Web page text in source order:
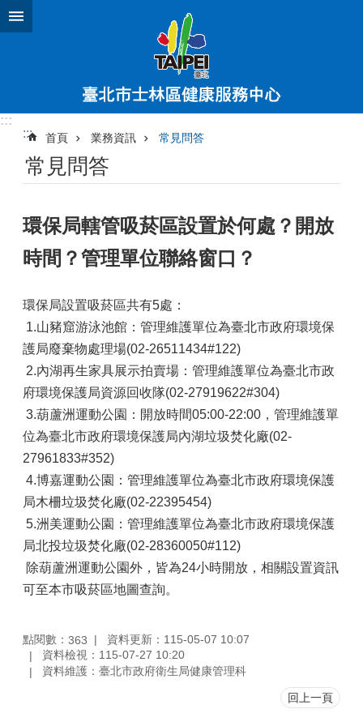
跳到主要內容區塊
:::
:::
首頁 業務資訊 常見問答
常見問答
環保局轄管吸菸區設置於何處？開放
時間？管理單位聯絡窗口？
環保局設置吸菸區共有5處：
1.山豬窟游泳池館：管理維護單位為臺北市政府環境保
護局廢棄物處理場(02-26511434#122)
2.內湖再生家具展示拍賣場：管理維護單位為臺北市政
府環境保護局資源回收隊(02-27919622#304)
3.葫蘆洲運動公園：開放時間05:00-22:00，管理維護單
位為臺北市政府環境保護局內湖垃圾焚化廠(02-
27961833#352)
4.博嘉運動公園：管理維護單位為臺北市政府環境保護
局木柵垃圾焚化廠(02-22395454)
5.洲美運動公園：管理維護單位為臺北市政府環境保護
局北投垃圾焚化廠(02-28360050#112)
除葫蘆洲運動公園外，皆為24小時開放，相關設置資訊
可至本市吸菸區地圖查詢。
點閱數： 363
資料更新：115-05-07 10:07
資料檢視：115-07-27 10:20
資料維護：臺北市政府衛生局健康管理科
回上一頁